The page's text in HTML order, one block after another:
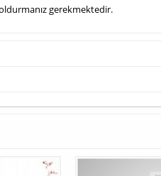
gerekmektedir.